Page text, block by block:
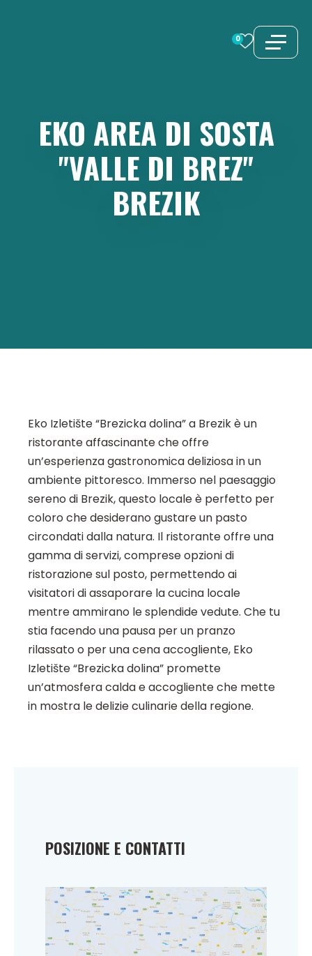
0
EKO AREA DI SOSTA
"VALLE DI BREZ"
BREZIK
Eko Izletište “Brezicka dolina” a Brezik è un
ristorante affascinante che offre
un’esperienza gastronomica deliziosa in un
ambiente pittoresco. Immerso nel paesaggio
sereno di Brezik, questo locale è perfetto per
coloro che desiderano gustare un pasto
circondati dalla natura. Il ristorante offre una
gamma di servizi, comprese opzioni di
ristorazione sul posto, permettendo ai
visitatori di assaporare la cucina locale
mentre ammirano le splendide vedute. Che tu
stia facendo una pausa per un pranzo
rilassato o per una cena accogliente, Eko
Izletište “Brezicka dolina” promette
un’atmosfera calda e accogliente che mette
in mostra le delizie culinarie della regione.
POSIZIONE E CONTATTI